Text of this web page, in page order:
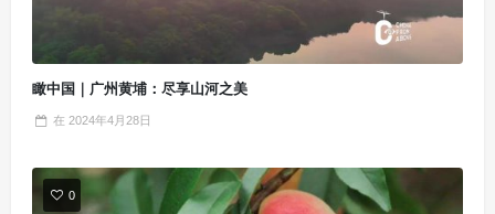
瞰中国｜广州黄埔：尽享山河之美
在 2024年4月28日
0